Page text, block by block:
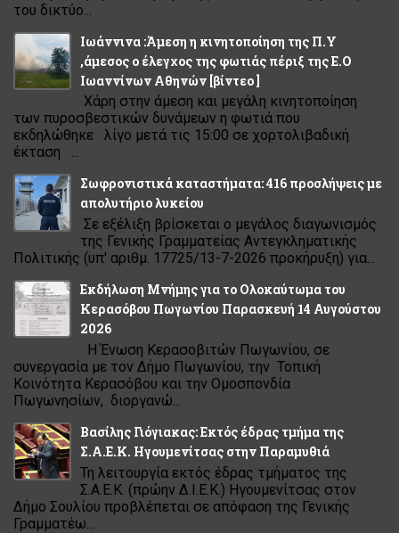
του δικτύο...
Ιωάννινα :Άμεση η κινητοποίηση της Π.Υ
,άμεσος ο έλεγχος της φωτιάς πέριξ της Ε.Ο
Ιωαννίνων Αθηνών [βίντεο ]
Χάρη στην άμεση και μεγάλη κινητοποίηση
των πυροσβεστικών δυνάμεων η φωτιά που
εκδηλώθηκε λίγο μετά τις 15:00 σε χορτολιβαδική
έκταση ...
Σωφρονιστικά καταστήματα: 416 προσλήψεις με
απολυτήριο λυκείου
Σε εξέλιξη βρίσκεται ο μεγάλος διαγωνισμός
της Γενικής Γραμματείας Αντεγκληματικής
Πολιτικής (υπ' αριθμ. 17725/13-7-2026 προκήρυξη) για...
Εκδήλωση Μνήμης για το Ολοκαύτωμα του
Κερασόβου Πωγωνίου Παρασκευή 14 Αυγούστου
2026
Η Ένωση Κερασοβιτών Πωγωνίου, σε
συνεργασία με τον Δήμο Πωγωνίου, την Τοπική
Κοινότητα Κερασόβου και την Ομοσπονδία
Πωγωνησίων, διοργανώ...
Βασίλης Γιόγιακας: Εκτός έδρας τμήμα της
Σ.Α.Ε.Κ. Ηγουμενίτσας στην Παραμυθιά
Τη λειτουργία εκτός έδρας τμήματος της
Σ.Α.Ε.Κ. (πρώην Δ.Ι.Ε.Κ.) Ηγουμενίτσας στον
Δήμο Σουλίου προβλέπεται σε απόφαση της Γενικής
Γραμματέω...